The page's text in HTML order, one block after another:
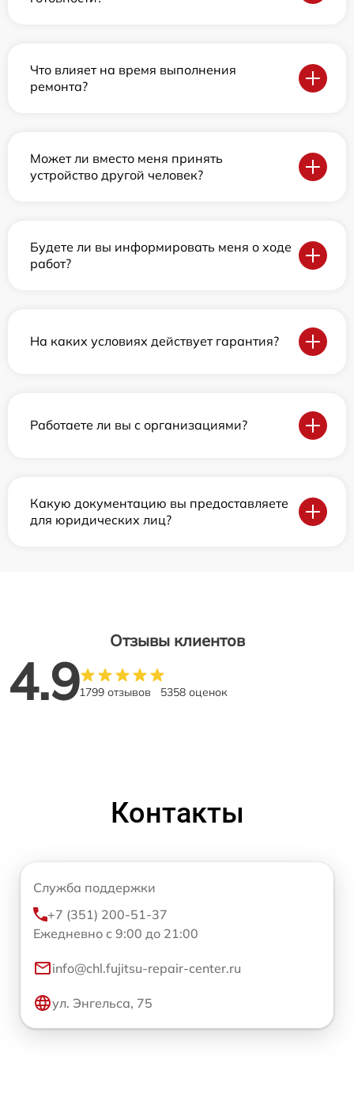
Что влияет на время выполнения
ремонта?
Может ли вместо меня принять
устройство другой человек?
Будете ли вы информировать меня о ходе
работ?
На каких условиях действует гарантия?
Работаете ли вы с организациями?
Какую документацию вы предоставляете
для юридических лиц?
Отзывы клиентов
4.91799 отзывов 5358 оценок
Контакты
Служба поддержки
+7 (351) 200-51-37
Ежедневно с 9:00 до 21:00
info@chl.fujitsu-repair-center.ru
ул. Энгельса, 75